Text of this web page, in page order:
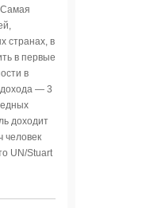
странах, в
в первые
в
дохода — 3
доходит
человек
UN/Stuart